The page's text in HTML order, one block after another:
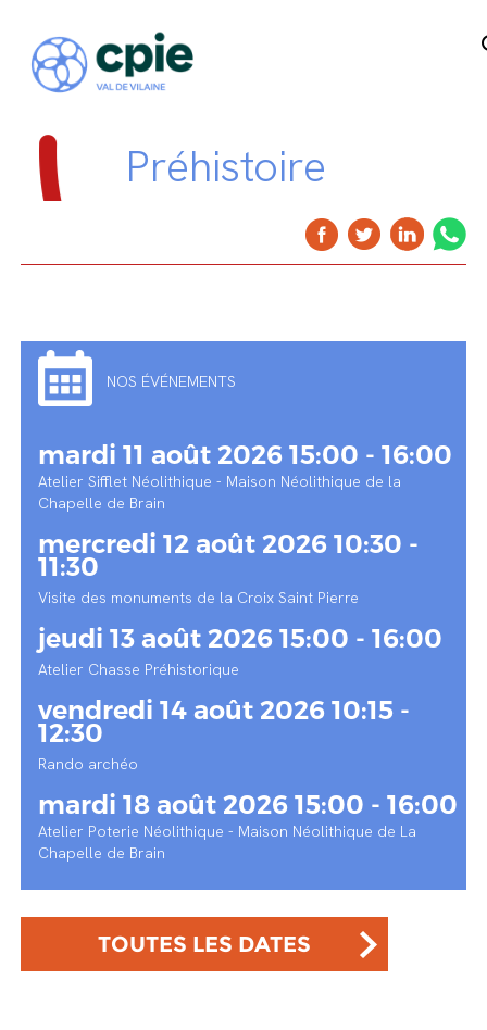
Préhistoire
NOS ÉVÉNEMENTS
mardi 11 août 2026 15:00 - 16:00
Atelier Sifflet Néolithique - Maison Néolithique de la
Chapelle de Brain
mercredi 12 août 2026 10:30 -
11:30
Visite des monuments de la Croix Saint Pierre
jeudi 13 août 2026 15:00 - 16:00
Atelier Chasse Préhistorique
vendredi 14 août 2026 10:15 -
12:30
Rando archéo
mardi 18 août 2026 15:00 - 16:00
Atelier Poterie Néolithique - Maison Néolithique de La
Chapelle de Brain
TOUTES LES DATES